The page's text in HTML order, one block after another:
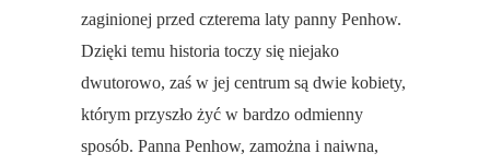
zaginionej przed czterema laty panny Penhow.
Dzięki temu historia toczy się niejako
dwutorowo, zaś w jej centrum są dwie kobiety,
którym przyszło żyć w bardzo odmienny
sposób. Panna Penhow, zamożna i naiwna,